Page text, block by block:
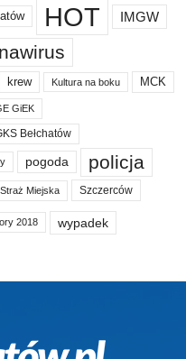
HOT IMGW
krew Kultura na boku MCK
GiEK
Bełchatów
pogoda policja
Straż Miejska Szczerców
2018 wypadek